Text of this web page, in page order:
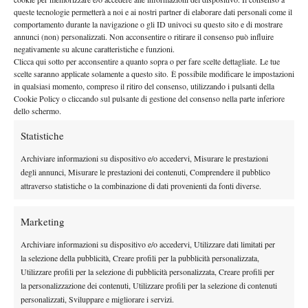
queste tecnologie permetterà a noi e ai nostri partner di elaborare dati personali come il
comportamento durante la navigazione o gli ID univoci su questo sito e di mostrare
annunci (non) personalizzati. Non acconsentire o ritirare il consenso può influire
negativamente su alcune caratteristiche e funzioni.
Clicca qui sotto per acconsentire a quanto sopra o per fare scelte dettagliate. Le tue
scelte saranno applicate solamente a questo sito. È possibile modificare le impostazioni
in qualsiasi momento, compreso il ritiro del consenso, utilizzando i pulsanti della
Cookie Policy o cliccando sul pulsante di gestione del consenso nella parte inferiore
dello schermo.
Statistiche
Archiviare informazioni su dispositivo e/o accedervi, Misurare le prestazioni
degli annunci, Misurare le prestazioni dei contenuti, Comprendere il pubblico
attraverso statistiche o la combinazione di dati provenienti da fonti diverse.
Marketing
Archiviare informazioni su dispositivo e/o accedervi, Utilizzare dati limitati per
la selezione della pubblicità, Creare profili per la pubblicità personalizzata,
Utilizzare profili per la selezione di pubblicità personalizzata, Creare profili per
la personalizzazione dei contenuti, Utilizzare profili per la selezione di contenuti
personalizzati, Sviluppare e migliorare i servizi.
nome nuovo nel panorama delle giovani leve italiane. Classe
1994 di origini argentine, allenata dal padre Alejandro, la Sedano
ha ben impressionato questa settimana a Concepcion
conquistando i suoi primissimi punti Wta superando il primo
turno contro l’argentina Blanco in due set. Per lei stop al secondo
turno a testa alta contro la prima favorita Lucero 76 61.
Settimana brillante completata con l’inatteso successo in doppio
Mikaeeva.